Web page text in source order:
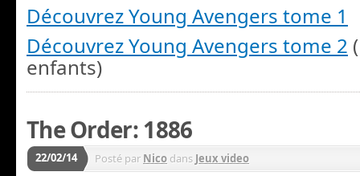
Découvrez Young Avengers tome 1
Découvrez Young Avengers tome 2
enfants)
The Order: 1886
22/02/14 Posté par Nico dans Jeux video